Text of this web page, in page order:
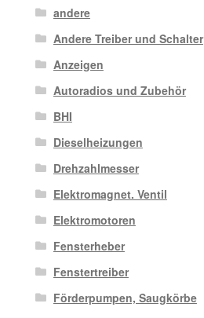
andere
Andere Treiber und Schalter
Anzeigen
Autoradios und Zubehör
BHI
Dieselheizungen
Drehzahlmesser
Elektromagnet. Ventil
Elektromotoren
Fensterheber
Fenstertreiber
Förderpumpen, Saugkörbe